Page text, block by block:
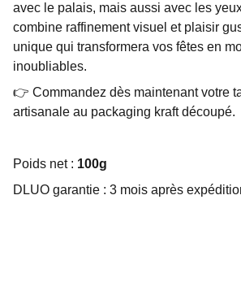
avec le palais, mais aussi avec les
combine raffinement visuel et plaisir
unique qui transformera vos fêtes en
inoubliables.
👉 Commandez dès maintenant votre
artisanale au packaging kraft découpé.
Poids net : 100g
DLUO garantie : 3 mois après